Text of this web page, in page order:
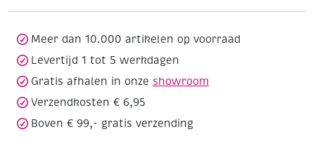
2
mm,
meter,
army
aantal
Meer dan 10.000 artikelen op voorraad
Levertijd 1 tot 5 werkdagen
Gratis afhalen in onze showroom
Verzendkosten € 6,95
Boven € 99,- gratis verzending